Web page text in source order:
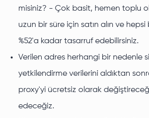
misiniz? - Çok basit, hemen toplu
uzun bir süre için satın alın ve
%52'a kadar tasarruf edebilirsiniz.
Verilen adres herhangi bir nedenle
yetkilendirme verilerini aldıktan
proxy'yi ücretsiz olarak
edeceğiz.